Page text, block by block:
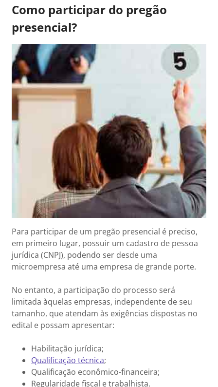
Como participar do pregão
presencial?
Para participar de um pregão presencial é preciso,
em primeiro lugar, possuir um cadastro de pessoa
jurídica (CNPJ), podendo ser desde uma
microempresa até uma empresa de grande porte.
No entanto, a participação do processo será
limitada àquelas empresas, independente de seu
tamanho, que atendam às exigências dispostas no
edital e possam apresentar:
Habilitação jurídica;
Qualificação técnica;
Qualificação econômico-financeira;
Regularidade fiscal e trabalhista.